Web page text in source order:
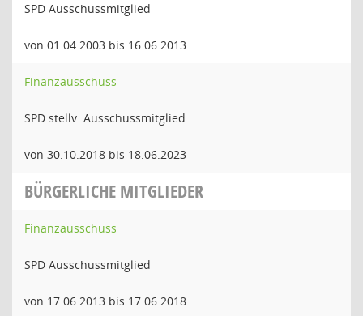
SPD Ausschussmitglied
von 01.04.2003 bis 16.06.2013
Finanzausschuss
SPD stellv. Ausschussmitglied
von 30.10.2018 bis 18.06.2023
BÜRGERLICHE MITGLIEDER
Finanzausschuss
SPD Ausschussmitglied
von 17.06.2013 bis 17.06.2018